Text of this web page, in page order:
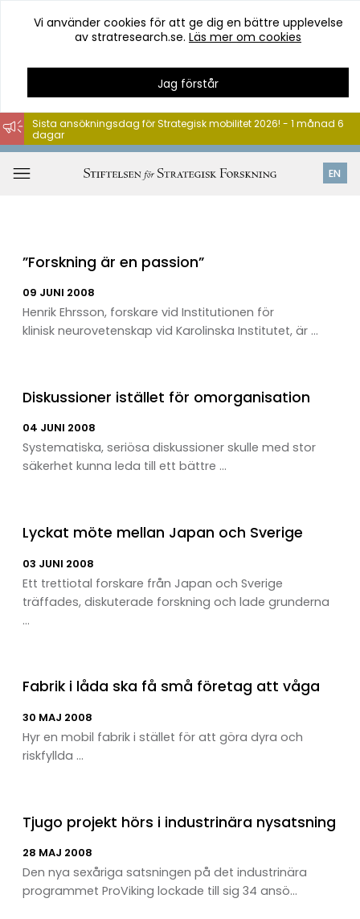
Hoppa
till
innehåll
Vi använder cookies för att ge dig en bättre upplevelse
av stratresearch.se. Läs mer om cookies
Jag förstår
EN
Sista ansökningsdag för Strategisk mobilitet 2026! - 1 månad 6
dagar
”Forskning är en passion”
09 JUNI 2008
Henrik Ehrsson, forskare vid Institutionen för
klinisk neurovetenskap vid Karolinska Institutet, är ...
Diskussioner istället för omorganisation
04 JUNI 2008
Systematiska, seriösa diskussioner skulle med stor
säkerhet kunna leda till ett bättre ...
Lyckat möte mellan Japan och Sverige
03 JUNI 2008
Ett trettiotal forskare från Japan och Sverige
träffades, diskuterade forskning och lade grunderna
...
Fabrik i låda ska få små företag att våga
30 MAJ 2008
Hyr en mobil fabrik i stället för att göra dyra och
riskfyllda ...
Tjugo projekt hörs i industrinära nysatsning
28 MAJ 2008
Den nya sexåriga satsningen på det industrinära
programmet ProViking lockade till sig 34 ansö...